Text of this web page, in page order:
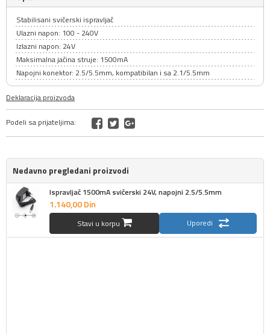
Stabilisani svičerski ispravljač
Ulazni napon: 100 - 240V
Izlazni napon: 24V
Maksimalna jačina struje: 1500mA
Napojni konektor: 2.5/5.5mm, kompatibilan i sa 2.1/5.5mm
Deklaracija proizvoda
Podeli sa prijateljima:
Nedavno pregledani proizvodi
Ispravljač 1500mA svičerski 24V, napojni 2.5/5.5mm
1.140,00Din
Stavi u korpu Uporedi